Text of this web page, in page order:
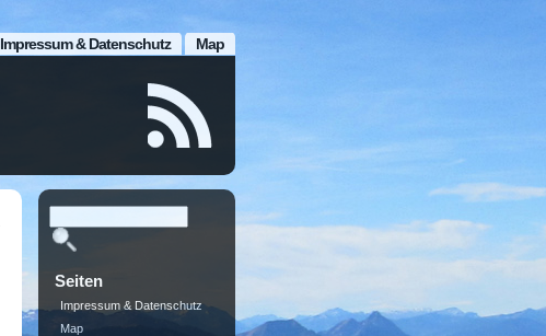
Map
Impressum & Datenschutz
Seiten
Impressum & Datenschutz
Map